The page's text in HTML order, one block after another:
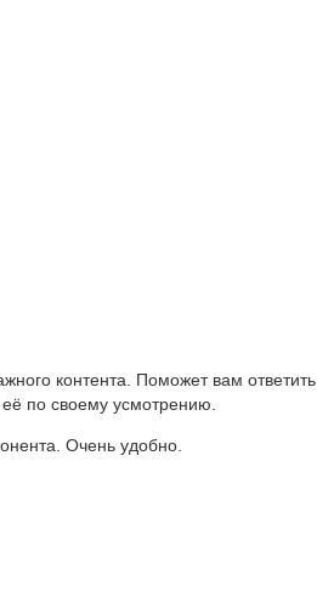
контента. Поможет вам ответить
по своему усмотрению.
Очень удобно.